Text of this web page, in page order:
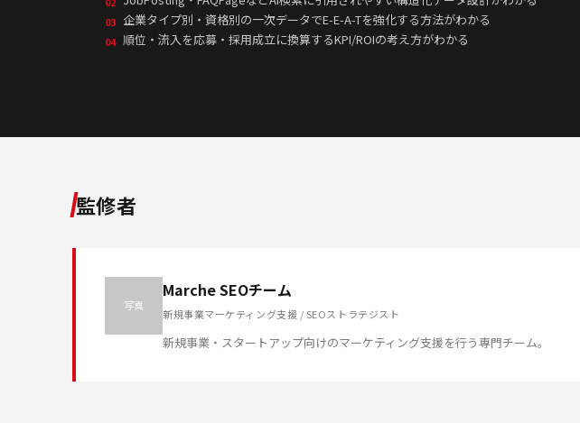
03 企業タイプ別・資格別の一次データでE-E-A-Tを強化する方法がわかる
04 順位・流入を応募・採用成立に換算するKPI/ROIの考え方がわかる
監修者
写真
Marche SEOチーム
新規事業マーケティング支援 / SEOストラテジスト
新規事業・スタートアップ向けのマーケティング支援を行う専門チーム。